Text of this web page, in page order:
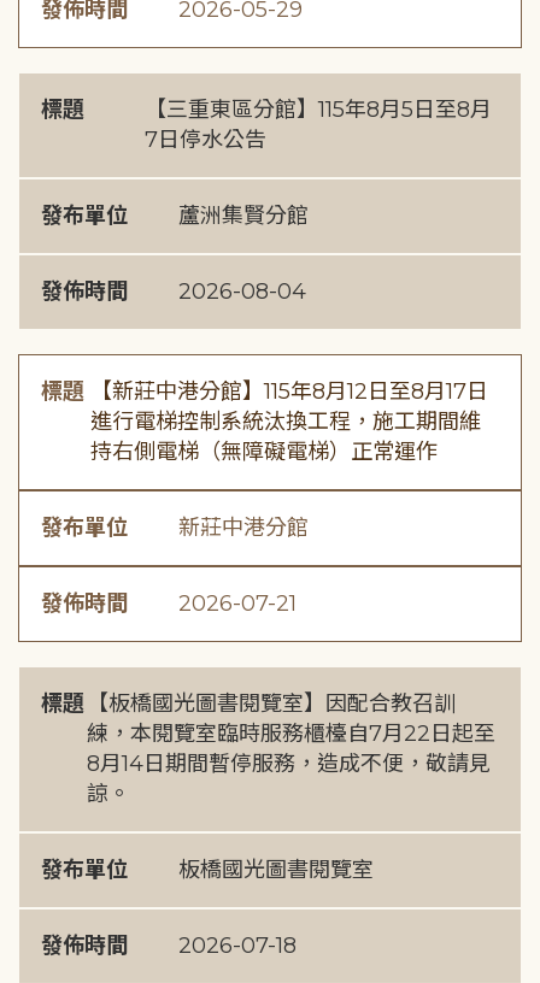
發佈時間 2026-05-29
標題
【三重東區分館】115年8月5日至8月
7日停水公告
發布單位 蘆洲集賢分館
發佈時間 2026-08-04
標題
【新莊中港分館】115年8月12日至8月17日
進行電梯控制系統汰換工程，施工期間維
持右側電梯（無障礙電梯）正常運作
發布單位 新莊中港分館
發佈時間 2026-07-21
標題
【板橋國光圖書閱覽室】因配合教召訓
練，本閱覽室臨時服務櫃檯自7月22日起至
8月14日期間暫停服務，造成不便，敬請見
諒。
發布單位 板橋國光圖書閱覽室
發佈時間 2026-07-18